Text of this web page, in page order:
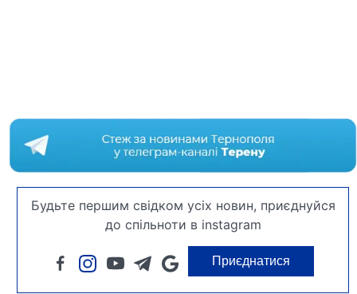
Будьте першим свідком усіх новин, приєднуйся
до спільноти в instagram
Приєднатися